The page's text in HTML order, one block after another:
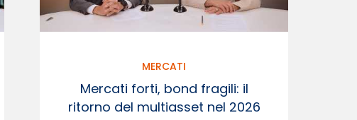
MERCATI
Mercati forti, bond fragili: il
ritorno del multiasset nel 2026